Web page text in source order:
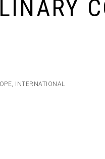
INTERNATIONAL